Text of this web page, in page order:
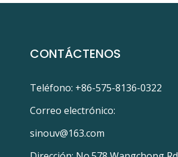
CONTÁCTENOS
Teléfono: +86-575-8136-0322
Correo electrónico:
sinouv@163.com